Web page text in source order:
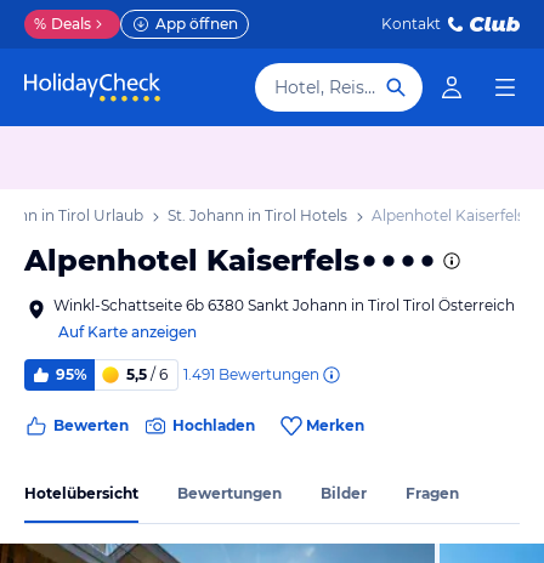
% Deals App öffnen Kontakt
Hotel, Reiseziel
in Tirol Urlaub St. Johann in Tirol Hotels Alpenhotel Kaiserfels
Alpenhotel Kaiserfels
Winkl-Schattseite 6b 6380 Sankt Johann in Tirol Tirol Österreich
Auf Karte anzeigen
95% 5,5 / 6 1.491 Bewertungen
Bewerten Hochladen Merken
Hotelübersicht Bewertungen Bilder Fragen